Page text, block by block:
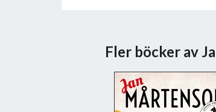
Fler böcker av